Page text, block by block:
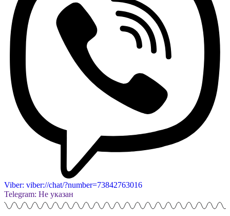
Viber: viber://chat/?number=73842763016
Telegram: Не указан